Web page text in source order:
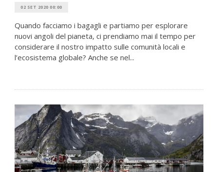
02 SET 2020 00:00
Quando facciamo i bagagli e partiamo per esplorare
nuovi angoli del pianeta, ci prendiamo mai il tempo per
considerare il nostro impatto sulle comunità locali e
l’ecosistema globale? Anche se nel...